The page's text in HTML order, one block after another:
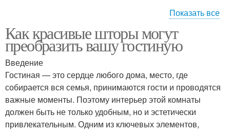
Однотонные шторы Разноцветные шторы
Шторы с растительным
рисунком
Ткани для занавесок
Показать все
Как красивые шторы могут
преобразить вашу гостиную
Введение
Гостиная — это сердце любого дома, место, где
собирается вся семья, принимаются гости и проводятся
важные моменты. Поэтому интерьер этой комнаты
должен быть не только удобным, но и эстетически
привлекательным. Одним из ключевых элементов,